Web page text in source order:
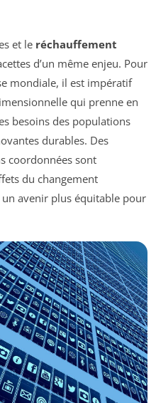
et le réchauffement
d’un même enjeu. Pour
mondiale, il est impératif
qui prenne en
besoins des populations
durables. Des
coordonnées sont
du changement
avenir plus équitable pour